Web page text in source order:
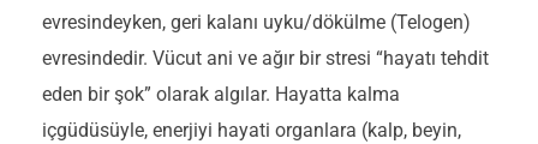
evresindeyken, geri kalanı uyku/dökülme (Telogen)
evresindedir. Vücut ani ve ağır bir stresi “hayatı tehdit
eden bir şok” olarak algılar. Hayatta kalma
içgüdüsüyle, enerjiyi hayati organlara (kalp, beyin,